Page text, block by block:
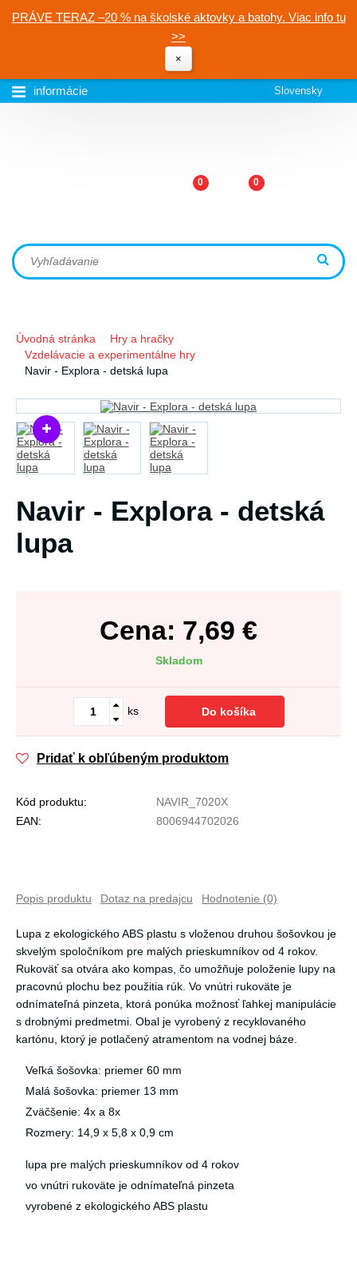
PRÁVE TERAZ –20 % na školské aktovky a batohy. Viac info tu
>>
×
informácie Slovensky
0 0
Úvodná stránka
Hry a hračky
Vzdelávacie a experimentálne hry
Navir - Explora - detská lupa
Navir - Explora - detská
lupa
Cena: 7,69 €
Skladom
ks Do košíka
Pridať k obľúbeným produktom
Kód produktu:
NAVIR_7020X
EAN:
8006944702026
Popis produktu Dotaz na predajcu Hodnotenie (0)
Lupa z ekologického ABS plastu s vloženou druhou šošovkou je
skvelým spoločníkom pre malých prieskumníkov od 4 rokov.
Rukoväť sa otvára ako kompas, čo umožňuje položenie lupy na
pracovnú plochu bez použitia rúk. Vo vnútri rukoväte je
odnímateľná pinzeta, ktorá ponúka možnosť ľahkej manipulácie
s drobnými predmetmi. Obal je vyrobený z recyklovaného
kartónu, ktorý je potlačený atramentom na vodnej báze.
Veľká šošovka: priemer 60 mm
Malá šošovka: priemer 13 mm
Zväčšenie: 4x a 8x
Rozmery: 14,9 x 5,8 x 0,9 cm
lupa pre malých prieskumníkov od 4 rokov
vo vnútri rukoväte je odnímateľná pinzeta
vyrobené z ekologického ABS plastu